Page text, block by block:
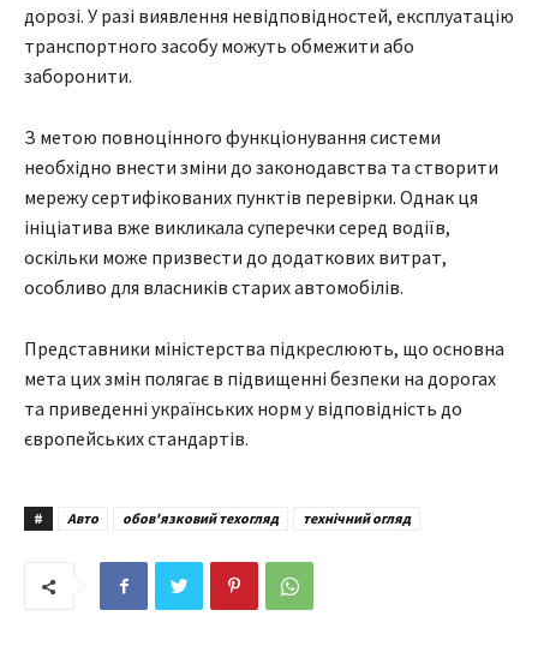
дорозі. У разі виявлення невідповідностей, експлуатацію
транспортного засобу можуть обмежити або
заборонити.
З метою повноцінного функціонування системи
необхідно внести зміни до законодавства та створити
мережу сертифікованих пунктів перевірки. Однак ця
ініціатива вже викликала суперечки серед водіїв,
оскільки може призвести до додаткових витрат,
особливо для власників старих автомобілів.
Представники міністерства підкреслюють, що основна
мета цих змін полягає в підвищенні безпеки на дорогах
та приведенні українських норм у відповідність до
європейських стандартів.
# Авто обов'язковий техогляд технічний огляд